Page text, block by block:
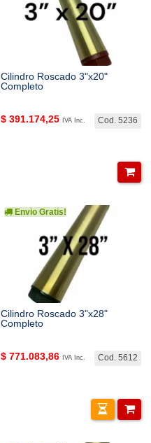
Cilindro Roscado 3"x20"
Completo
Cod. 5236
$ 391.174,25 IVA Inc.
Envio Gratis!
Cilindro Roscado 3"x28"
Completo
Cod. 5612
$ 771.083,86 IVA Inc.